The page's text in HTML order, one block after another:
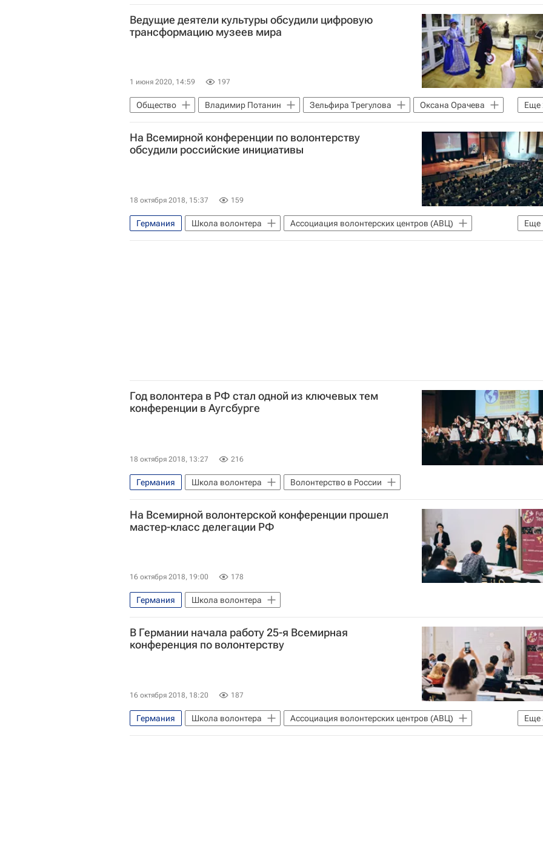
Министерство экономического развития РФ (Минэкономразвития России)
Совет Федерации РФ
БРИКС Форум Доноров Россия
Ведущие деятели культуры обсудили цифровую
трансформацию музеев мира
1 июня 2020, 14:59 197
Еще
Общество Владимир Потанин Зельфира Трегулова
Оксана Орачева
Социальный навигатор
Культура
На Всемирной конференции по волонтерству
обсудили российские инициативы
18 октября 2018, 15:37 159
Еще
Германия Школа волонтера
Ассоциация волонтерских центров (АВЦ)
Волонтерство в России
Год волонтера в РФ стал одной из ключевых тем
конференции в Аугсбурге
18 октября 2018, 13:27 216
Германия Школа волонтера Волонтерство в России
На Всемирной волонтерской конференции прошел
мастер-класс делегации РФ
16 октября 2018, 19:00 178
Германия Школа волонтера
В Германии начала работу 25-я Всемирная
конференция по волонтерству
16 октября 2018, 18:20 187
Еще
Германия Школа волонтера
Ассоциация волонтерских центров (АВЦ)
Общественная палата РФ